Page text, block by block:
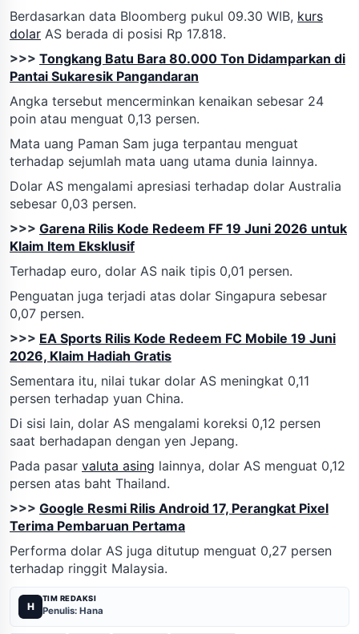
Berdasarkan data Bloomberg pukul 09.30 WIB, kurs
dolar AS berada di posisi Rp 17.818.
>>> Tongkang Batu Bara 80.000 Ton Didamparkan di
Pantai Sukaresik Pangandaran
Angka tersebut mencerminkan kenaikan sebesar 24
poin atau menguat 0,13 persen.
Mata uang Paman Sam juga terpantau menguat
terhadap sejumlah mata uang utama dunia lainnya.
Dolar AS mengalami apresiasi terhadap dolar Australia
sebesar 0,03 persen.
>>> Garena Rilis Kode Redeem FF 19 Juni 2026 untuk
Klaim Item Eksklusif
Terhadap euro, dolar AS naik tipis 0,01 persen.
Penguatan juga terjadi atas dolar Singapura sebesar
0,07 persen.
>>> EA Sports Rilis Kode Redeem FC Mobile 19 Juni
2026, Klaim Hadiah Gratis
Sementara itu, nilai tukar dolar AS meningkat 0,11
persen terhadap yuan China.
Di sisi lain, dolar AS mengalami koreksi 0,12 persen
saat berhadapan dengan yen Jepang.
Pada pasar valuta asing lainnya, dolar AS menguat 0,12
persen atas baht Thailand.
>>> Google Resmi Rilis Android 17, Perangkat Pixel
Terima Pembaruan Pertama
Performa dolar AS juga ditutup menguat 0,27 persen
terhadap ringgit Malaysia.
H
TIM REDAKSI
Penulis: Hana